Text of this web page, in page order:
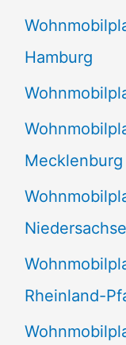
Hamburg
Mecklenburg
Rheinland-